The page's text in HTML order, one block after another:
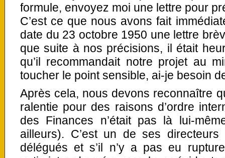
formule, envoyez moi une lettre pour
C’est ce que nous avons fait
date du 23 octobre 1950 une lettre
que suite à nos précisions, il était
qu’il recommandait notre projet au
toucher le point sensible, ai-je besoin
Après cela, nous devons reconnaître
ralentie pour des raisons d’ordre
des Finances n’était pas là lui-
ailleurs). C’est un de ses
délégués et s’il n’y a pas eu